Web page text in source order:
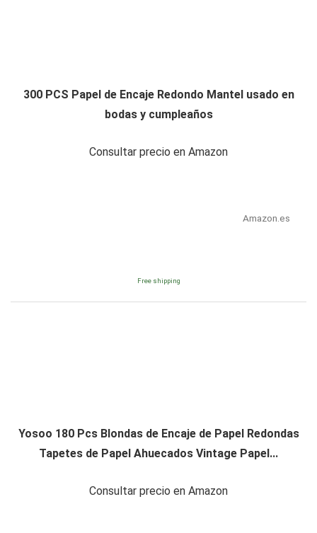
300 PCS Papel de Encaje Redondo Mantel usado en
bodas y cumpleaños
Consultar precio en Amazon
Amazon.es
Free shipping
Yosoo 180 Pcs Blondas de Encaje de Papel Redondas
Tapetes de Papel Ahuecados Vintage Papel...
Consultar precio en Amazon